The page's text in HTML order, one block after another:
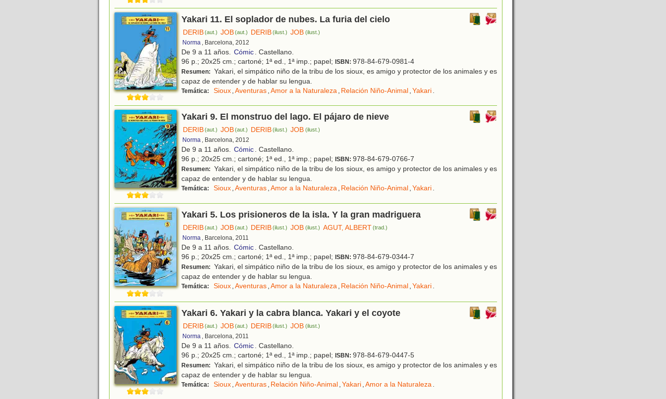
Yakari 11. El soplador de nubes. La furia del cielo
DERIB(aut.) JOB(aut.) DERIB (ilust.) JOB (ilust.)
Norma , Barcelona, 2012
De 9 a 11 años. Cómic
. Castellano.
96 p.; 20x25 cm.; cartoné; 1ª ed., 1ª imp.; papel; ISBN: 978-84-679-0981-4
Resumen: Yakari, el simpático niño de la tribu de los sioux, es amigo y protector de los animales y es
capaz de entender y de hablar su lengua.
Temática: Sioux Aventuras Amor a la Naturaleza Relación Niño-Animal Yakari
Yakari 9. El monstruo del lago. El pájaro de nieve
DERIB(aut.) JOB(aut.) DERIB (ilust.) JOB (ilust.)
Norma , Barcelona, 2012
De 9 a 11 años. Cómic. Castellano.
96 p.; 20x25 cm.; cartoné; 1ª ed., 1ª imp.; papel; ISBN: 978-84-679-0766-7
Resumen: Yakari, el simpático niño de la tribu de los sioux, es amigo y protector de los animales y es
capaz de entender y de hablar su lengua.
Temática: Sioux,Aventuras,Amor a la Naturaleza, Relación Niño-Animal,Yakari.
Yakari 5. Los prisioneros de la isla. Y la gran madriguera
DERIB(aut.) JOB(aut.) DERIB (ilust.) JOB (ilust.) AGUT, ALBERT(trad.)
Norma , Barcelona, 2011
De 9 a 11 años. Cómic. Castellano.
96 p.; 20x25 cm.; cartoné; 1ª ed., 1ª imp.; papel; ISBN: 978-84-679-0344-7
Resumen: Yakari, el simpático niño de la tribu de los sioux, es amigo y protector de los animales y es
capaz de entender y de hablar su lengua.
Temática: Sioux,Aventuras,Amor a la Naturaleza, Relación Niño-Animal,Yakari.
Yakari 6. Yakari y la cabra blanca. Yakari y el coyote
DERIB(aut.) JOB(aut.) DERIB (ilust.) JOB (ilust.)
Norma , Barcelona, 2011
De 9 a 11 años. Cómic
. Castellano.
96 p.; 20x25 cm.; cartoné; 1ª ed., 1ª imp.; papel; ISBN: 978-84-679-0447-5
Resumen: Yakari, el simpático niño de la tribu de los sioux, es amigo y protector de los animales y es
capaz de entender y de hablar su lengua.
Temática: Sioux Aventuras Relación Niño-Animal Yakari Amor a la Naturaleza